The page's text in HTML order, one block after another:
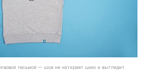
тесьмой — шов не натирает шею и выглядит